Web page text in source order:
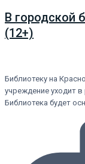
В городской
(12+)
Библиотеку на
учреждение уходит
Библиотека будет